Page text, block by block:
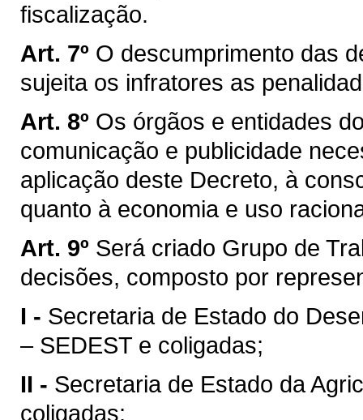
fiscalização.
Art. 7º O descumprimento das
sujeita os infratores as
Art. 8º Os órgãos e entidades
comunicação e publicidade
aplicação deste Decreto, à
quanto à economia e uso
Art. 9º Será criado Grupo de
decisões, composto por
I - Secretaria de Estado do
– SEDEST e coligadas;
II - Secretaria de Estado da
coligadas;